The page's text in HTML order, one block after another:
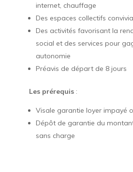
internet, chauffage
Des espaces collectifs
Des activités favorisant la
social et des services pour
autonomie
Préavis de départ de 8 jours
Les prérequis:
Visale garantie loyer impayé
Dépôt de garantie du
sans charge